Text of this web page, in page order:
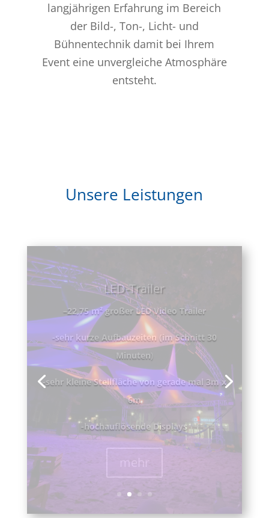
langjährigen Erfahrung im Bereich
der Bild-, Ton-, Licht- und
Bühnentechnik damit bei Ihrem
Event eine unvergleiche Atmosphäre
entsteht.
Unsere Leistungen
-Verschieden Größen
-optionale Erweiterungen
-Individuell Lösungen
-Spezial Lösungen